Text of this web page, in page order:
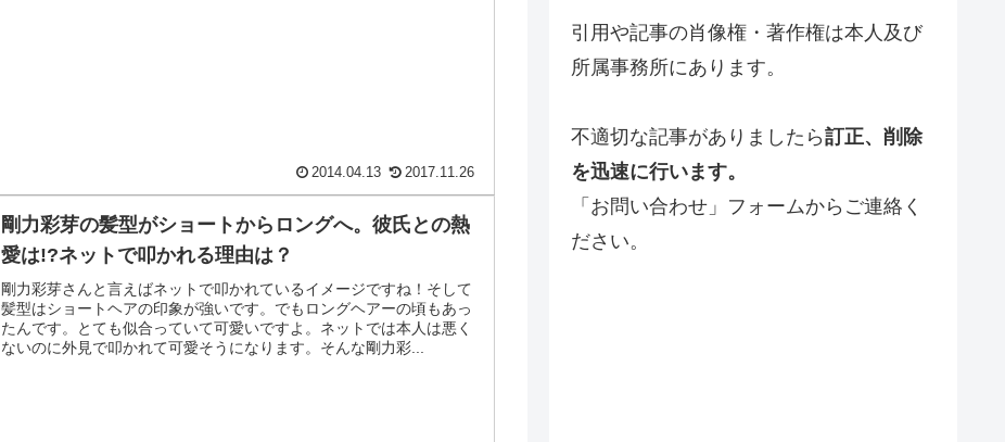
2014.04.13 2017.11.26
剛力彩芽の髪型がショートからロングへ。彼氏との熱
愛は!?ネットで叩かれる理由は？
剛力彩芽さんと言えばネットで叩かれているイメージですね！そして
髪型はショートヘアの印象が強いです。でもロングヘアーの頃もあっ
たんです。とても似合っていて可愛いですよ。ネットでは本人は悪く
ないのに外見で叩かれて可愛そうになります。そんな剛力彩...
引用や記事の肖像権・著作権は本人及び
所属事務所にあります。
不適切な記事がありましたら訂正、削除
を迅速に行います。
「お問い合わせ」フォームからご連絡く
ださい。